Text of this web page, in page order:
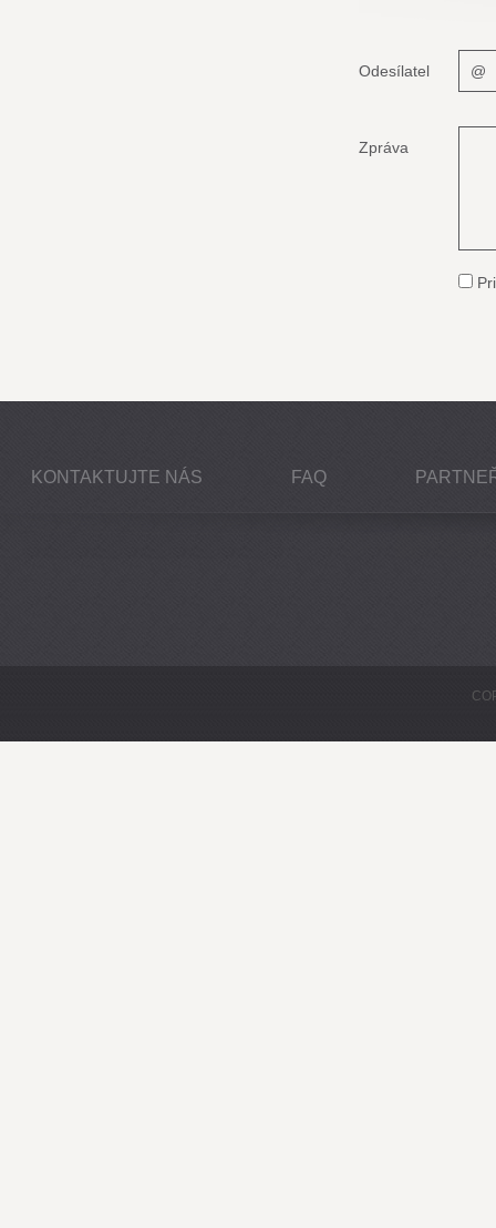
Odesílatel
Zpráva
KONTAKTUJTE NÁS FAQ